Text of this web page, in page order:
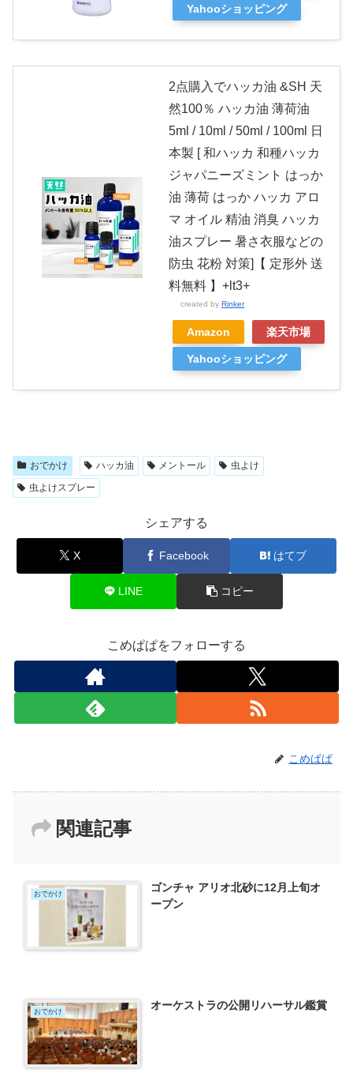
Yahooショッピング
2点購入でハッカ油 &SH 天
然100％ ハッカ油 薄荷油
5ml / 10ml / 50ml / 100ml 日
本製 [ 和ハッカ 和種ハッカ
ジャパニーズミント はっか
油 薄荷 はっか ハッカ アロ
マ オイル 精油 消臭 ハッカ
油スプレー 暑さ衣服などの
防虫 花粉 対策]【 定形外 送
料無料 】+lt3+
created by Rinker
Amazon 楽天市場
Yahooショッピング
おでかけ ハッカ油 メントール
虫よけ
虫よけスプレー
シェアする
X Facebook はてブ
LINE コピー
こめぱぱをフォローする
こめぱぱ
関連記事
おでかけ
ゴンチャ アリオ北砂に12月上旬オ
ープン
おでかけ オーケストラの公開リハーサル鑑賞